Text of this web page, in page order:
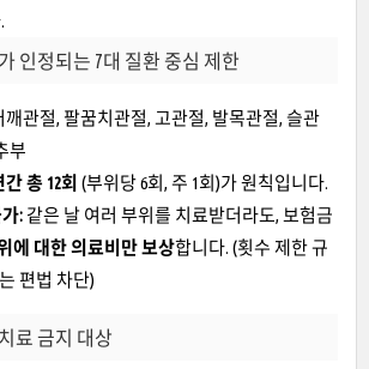
인정되는 7대 질환 중심 제한
깨관절, 팔꿈치관절, 고관절, 발목관절, 슬관
부
간 총 12회 (부위당 6회, 주 1회)가 원칙입니다.
: 같은 날 여러 부위를 치료받더라도, 보험금
에 대한 의료비만 보상합니다. (횟수 제한 규
편법 차단)
료 금지 대상